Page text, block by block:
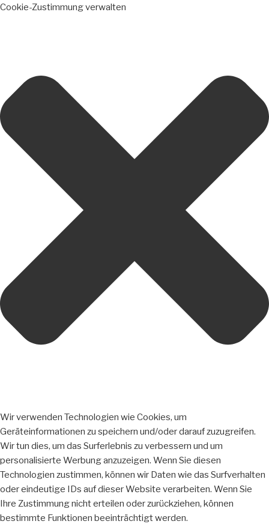
Cookie-Zustimmung verwalten
Wir verwenden Technologien wie Cookies, um
Geräteinformationen zu speichern und/oder darauf zuzugreifen.
Wir tun dies, um das Surferlebnis zu verbessern und um
personalisierte Werbung anzuzeigen. Wenn Sie diesen
Technologien zustimmen, können wir Daten wie das Surfverhalten
oder eindeutige IDs auf dieser Website verarbeiten. Wenn Sie
Ihre Zustimmung nicht erteilen oder zurückziehen, können
bestimmte Funktionen beeinträchtigt werden.